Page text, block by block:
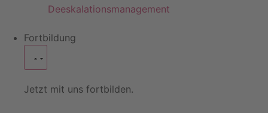
Deeskalationsmanagement
Fortbildung
Jetzt mit uns fortbilden.